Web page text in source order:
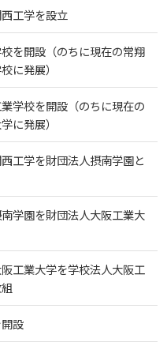
（2027年度以降入学
2024年度以降入学生）
2023年度入学生）
2020～2022年度入学
2016～2019年度保健医
2016～2019年度心理・
年度入学生）
～2023年度入学生）
～2019年度入学生）
年度以前入学生）
ー（2024年度入学生）
デンティティ）
いて
届出書類・履行状況報
るインタビュー）
いて
プトアウト）
開講コース
東広島
センター
ス
） CH（中国語）
工学を設立
を開設（のちに現在の常翔
に発展）
学校を開設（のちに現在の
に発展）
工学を財団法人摂南学園と
学園を財団法人大阪工業大
工業大学を学校法人大阪工
設
～2019年度保健医
医療経営・看護）
2016～2019年度心理・
2015年度以前入学生）
大学院対象）
～2019年度入学生）
年度以前入学生）
ー（2024年度入学生）
ー（2021～2023年度入
（2020年度以前入学
デンティティ）
評価について
員資格及び教育内容等
自己点検・評価報告書
評価報告書
出書類・履行状況報
動・概要
ンター